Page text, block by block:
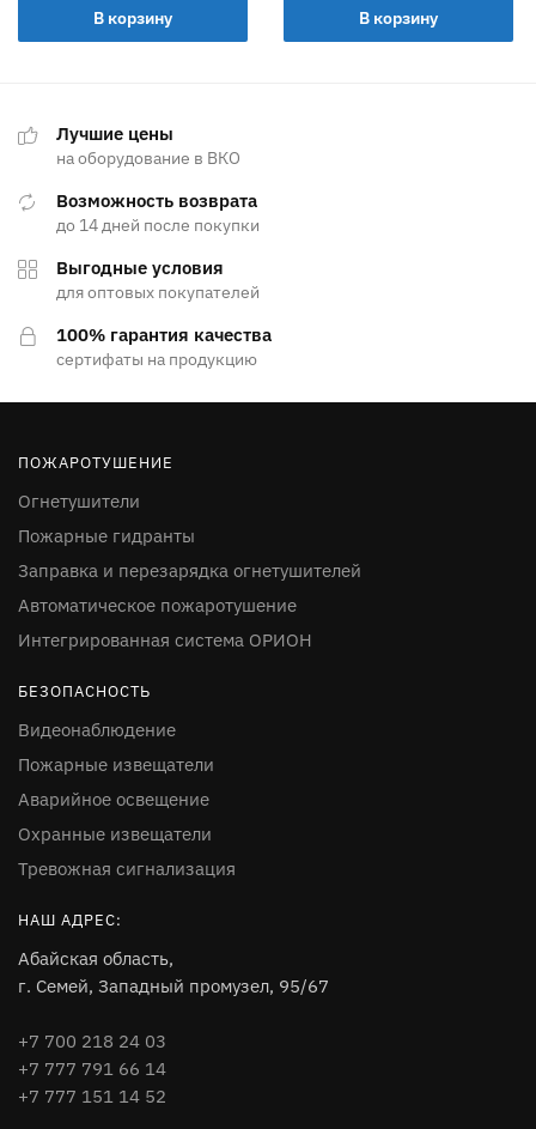
В корзину В корзину
Лучшие цены
на оборудование в ВКО
Возможность возврата
до 14 дней после покупки
Выгодные условия
для оптовых покупателей
100% гарантия качества
сертифаты на продукцию
ПОЖАРОТУШЕНИЕ
Огнетушители
Пожарные гидранты
Заправка и перезарядка огнетушителей
Автоматическое пожаротушение
Интегрированная система ОРИОН
БЕЗОПАСНОСТЬ
Видеонаблюдение
Пожарные извещатели
Аварийное освещение
Охранные извещатели
Тревожная сигнализация
НАШ АДРЕС:
Абайская область,
г. Семей, Западный промузел, 95/67
+7 700 218 24 03
+7 777 791 66 14
+7 777 151 14 52